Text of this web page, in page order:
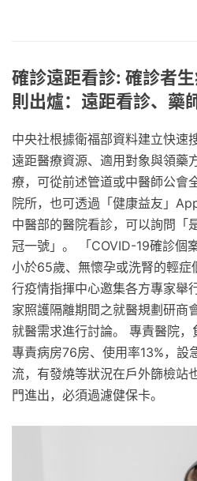
確診遠距看診: 確診者
則出爐：遠距看診、藥
中央社根據衛福部資料建立快速
遠距醫療資源、適用對象與領藥
療，可從前述管道或中醫師公會
院所，也可透過「健康益友」
中醫部的醫院看診，可以詢問「
冠一號」。 「COVID-19確診個
小於65歲、無懷孕或洗腎的輕症
行疫情指揮中心邀集各方專家舉
家照護隔離期間之就醫規劃研商
就醫需求進行討論。 專責醫院，
專責病房76房、使用率13%，設
流，有發燒等狀況在戶外篩檢站
門進出，必須過濾健保卡。